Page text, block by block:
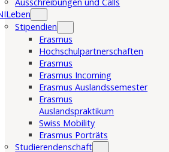
Stipendien
Erasmus
Hochschulpartnerschaften
Erasmus
Erasmus Incoming
Erasmus Auslandssemester
Erasmus
Auslandspraktikum
Swiss Mobility
Erasmus Porträts
Studierendenschaft